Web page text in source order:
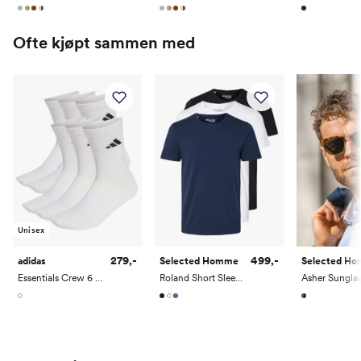
Ofte kjøpt sammen med
Unisex
adidas
Essentials Crew 6 Pack
279,-
Selected Homme
Roland Short Sleeve O-Neck 3-Pack Tee
499,-
Selected
Asher